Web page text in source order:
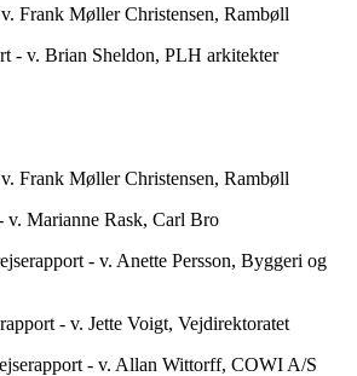
Frank Møller Christensen, Rambøll
- v. Brian Sheldon, PLH arkitekter
Frank Møller Christensen, Rambøll
v. Marianne Rask, Carl Bro
- v. Anette Persson, Byggeri og
- v. Jette Voigt, Vejdirektoratet
- v. Allan Wittorff, COWI A/S